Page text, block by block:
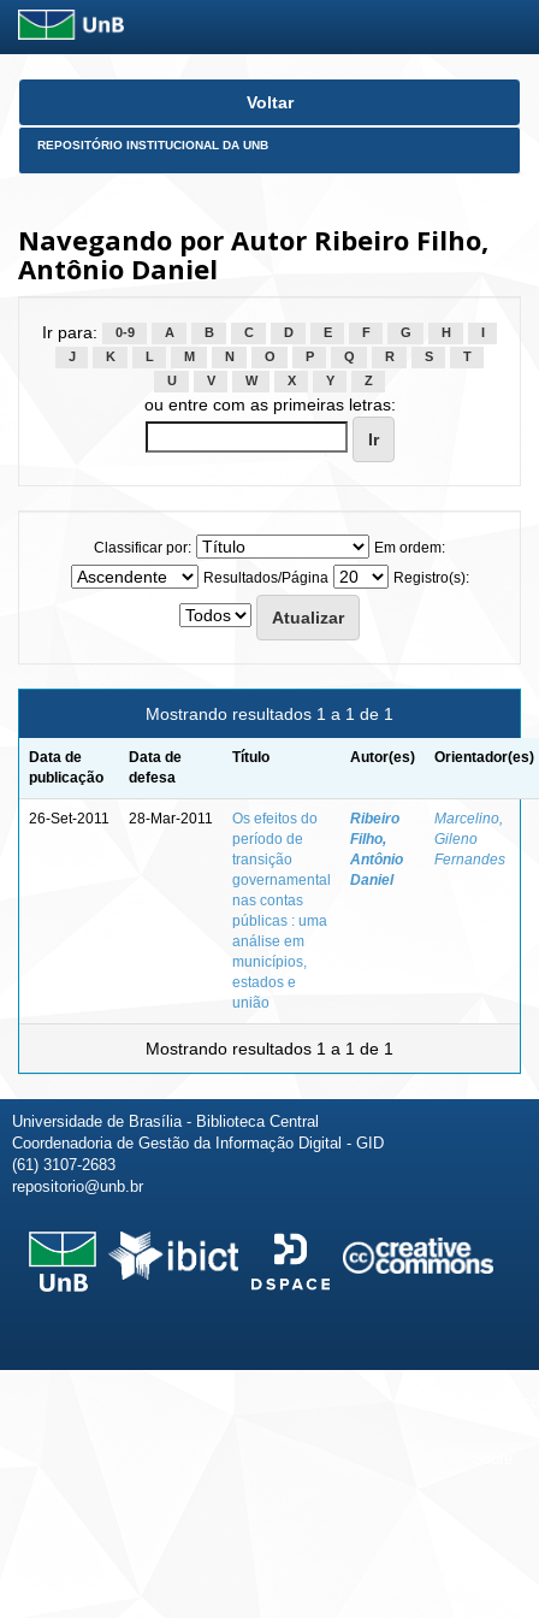
Skip
Voltar
REPOSITÓRIO INSTITUCIONAL DA UNB
Navegando por Autor Ribeiro Filho,
Antônio Daniel
Ir para: 0-9 A B C D E F G H
J
K L M N O P Q R S
T
U
V W X Y Z
ou entre com as primeiras letras:
Classificar por:
Em ordem:
Resultados/Página
Registro(s):
Mostrando resultados 1 a 1 de 1
Data de
publicação
Data de
defesa
Título Autor(es) Orientador(es)
26-Set-2011 28-Mar-2011
Os efeitos do
período de
transição
governamental
nas contas
públicas : uma
análise em
municípios,
estados e
união
Ribeiro
Filho,
Antônio
Daniel
Marcelino,
Gileno
Fernandes
Mostrando resultados 1 a 1 de 1
Universidade de Brasília - Biblioteca Central
Coordenadoria de Gestão da Informação Digital - GID
(61) 3107-2683
repositorio@unb.br